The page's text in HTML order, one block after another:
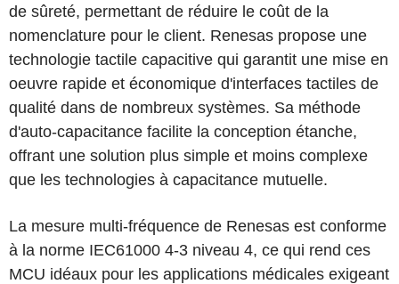
de sûreté, permettant de réduire le coût de la
nomenclature pour le client. Renesas propose une
technologie tactile capacitive qui garantit une mise en
oeuvre rapide et économique d'interfaces tactiles de
qualité dans de nombreux systèmes. Sa méthode
d'auto-capacitance facilite la conception étanche,
offrant une solution plus simple et moins complexe
que les technologies à capacitance mutuelle.
La mesure multi-fréquence de Renesas est conforme
à la norme IEC61000 4-3 niveau 4, ce qui rend ces
MCU idéaux pour les applications médicales exigeant